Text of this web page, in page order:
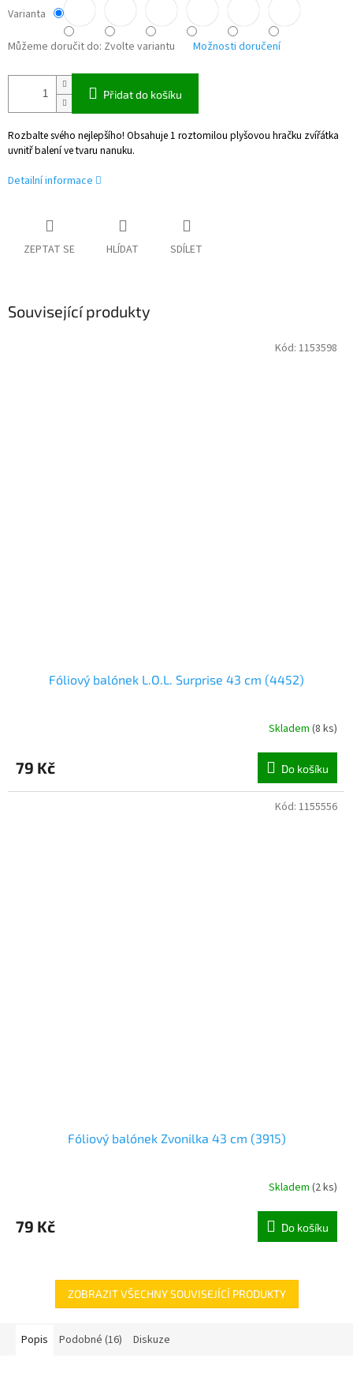
Varianta
Můžeme doručit do: Zvolte variantu Možnosti doručení
Přidat do košíku
Rozbalte svého nejlepšího! Obsahuje 1 roztomilou plyšovou hračku zvířátka
uvnitř balení ve tvaru nanuku.
Detailní informace
ZEPTAT SE HLÍDAT SDÍLET
Související produkty
Fóliový balónek L.O.L. Surprise 43 cm (4452)
Skladem (8 ks)
79 Kč Do košíku
Kód: 1153598
Fóliový balónek Zvonilka 43 cm (3915)
Skladem (2 ks)
79 Kč Do košíku
Kód: 1155556
ZOBRAZIT VŠECHNY SOUVISEJÍCÍ PRODUKTY
Popis Podobné (16) Diskuze